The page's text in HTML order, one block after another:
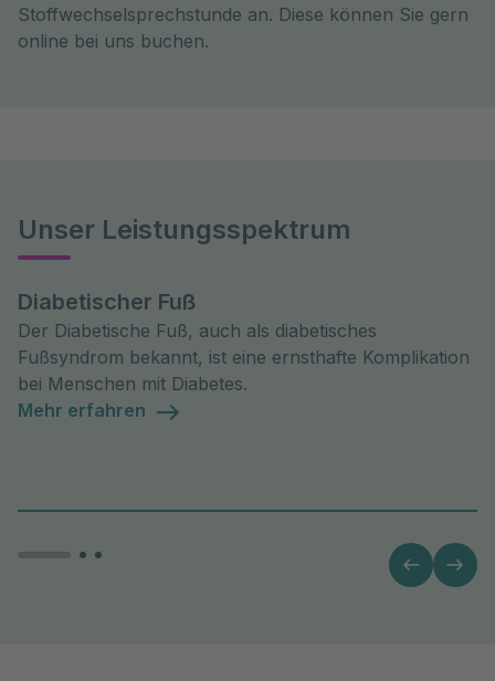
Stoffwechselsprechstunde an. Diese können Sie gern
online bei uns buchen.
Unser Leistungsspektrum
Diabetischer Fuß
Der Diabetische Fuß, auch als diabetisches
Fußsyndrom bekannt, ist eine ernsthafte Komplikation
bei Menschen mit Diabetes.
Mehr erfahren